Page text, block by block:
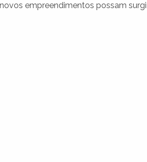
empreendimentos possam